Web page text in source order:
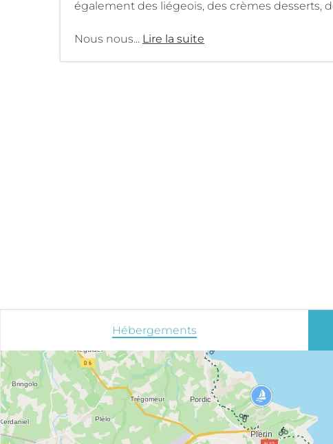
également des liégeois, des crèmes
Nous nous... Lire la suite
Hébergements